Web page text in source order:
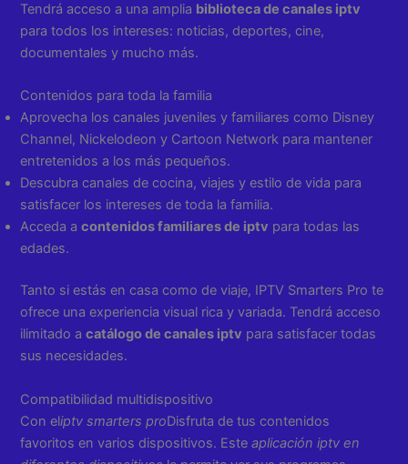
Tendrá acceso a una amplia biblioteca de canales iptv
para todos los intereses: noticias, deportes, cine,
documentales y mucho más.
Contenidos para toda la familia
Aprovecha los canales juveniles y familiares como Disney
Channel, Nickelodeon y Cartoon Network para mantener
entretenidos a los más pequeños.
Descubra canales de cocina, viajes y estilo de vida para
satisfacer los intereses de toda la familia.
Acceda acontenidos familiares de iptv para todas las
edades.
Tanto si estás en casa como de viaje, IPTV Smarters Pro te
ofrece una experiencia visual rica y variada. Tendrá acceso
ilimitado acatálogo de canales iptv para satisfacer todas
sus necesidades.
Compatibilidad multidispositivo
Con eliptv smarters proDisfruta de tus contenidos
favoritos en varios dispositivos. Esteaplicación iptv en